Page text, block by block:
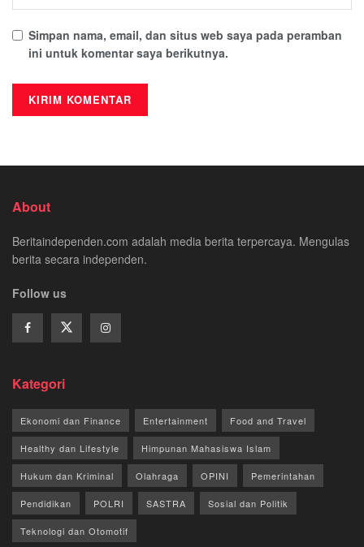
Simpan nama, email, dan situs web saya pada peramban
ini untuk komentar saya berikutnya.
About
Beritaindependen.com adalah media berita terpercaya. Mengulas
berita secara independen.
Follow us
Kategori
Ekonomi dan Finance Entertainment Food and Travel
Healthy dan Lifestyle Himpunan Mahasiswa Islam
Hukum dan Kriminal Olahraga OPINI Pemerintahan
Pendidikan POLRI SASTRA Sosial dan Politik
Teknologi dan Otomotif